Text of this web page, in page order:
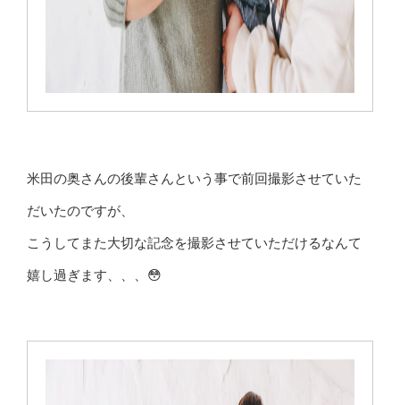
米田の奥さんの後輩さんという事で前回撮影させていた
だいたのですが、
こうしてまた大切な記念を撮影させていただけるなんて
嬉し過ぎます、、、😳